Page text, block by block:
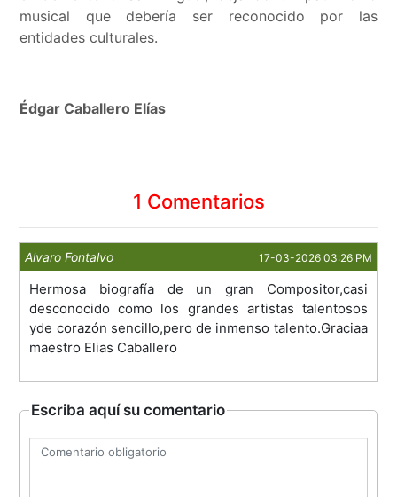
musical que debería ser reconocido por las
entidades culturales.
Édgar Caballero Elías
1 Comentarios
Alvaro Fontalvo 17-03-2026 03:26 PM
Hermosa biografía de un gran Compositor,casi
desconocido como los grandes artistas talentosos
yde corazón sencillo,pero de inmenso talento.Graciaa
maestro Elias Caballero
Escriba aquí su comentario